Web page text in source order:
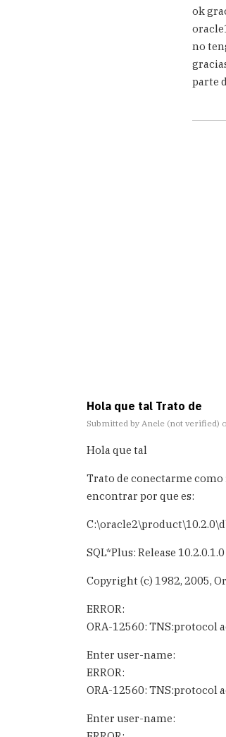
reply
to
si
te
ok
no
parte
Hola que tal Trato de
Submitted by Anele (not verified)
Hola que tal
Trato de conectarme
encontrar por que es:
SQL*Plus: Release
Copyright (c) 1982, 2005,
ERROR:
ORA-12560: TNS:protocol
Enter user-name:
ERROR:
ORA-12560: TNS:protocol
Enter user-name: